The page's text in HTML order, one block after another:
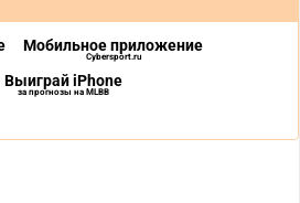
Мобильное приложение
Cybersport.ru
Выиграй iPhone
за прогнозы на MLBB